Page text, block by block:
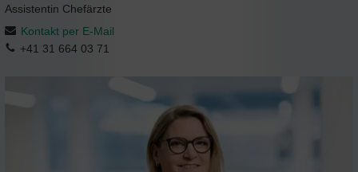
Assistentin Chefärzte
Kontakt per E-Mail
+41 31 664 03 71